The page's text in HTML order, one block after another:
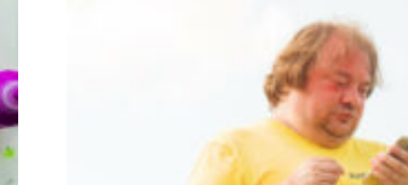
WordPress
para
mejorar